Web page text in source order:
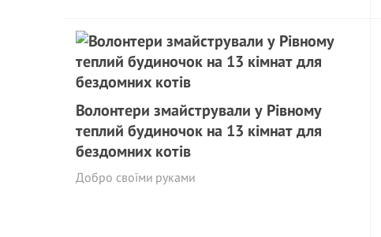
Волонтери змайстрували у Рівному
теплий будиночок на 13 кімнат для
бездомних котів
Добро своїми руками